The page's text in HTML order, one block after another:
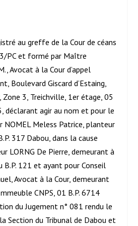
au greffe de la Cour de céans
PC et formé par Maître
Avocat à la Cour d’appel
Boulevard Giscard d’Estaing,
3, Treichville, 1er étage, 05
déclarant agir au nom et pour le
NOMEL Meless Patrice, planteur
317 Dabou, dans la cause
LORNG De Pierre, demeurant à
B.P. 121 et ayant pour Conseil
Avocat à la Cour, demeurant
CNPS, 01 B.P. 6714
du Jugement n° 081 rendu le
Section du Tribunal de Dabou et